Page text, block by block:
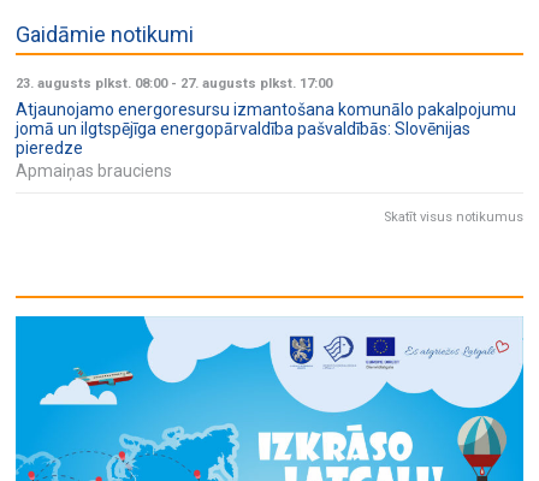
Gaidāmie notikumi
23. augusts plkst. 08:00- 27. augusts plkst. 17:00
Atjaunojamo energoresursu izmantošana komunālo pakalpojumu
jomā un ilgtspējīga energopārvaldība pašvaldībās: Slovēnijas
pieredze
Apmaiņas brauciens
Skatīt visus notikumus